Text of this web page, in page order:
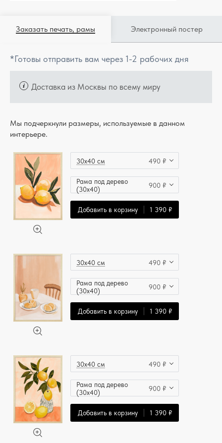
Заказать печать, рамы Электронный постер
*Готовы отправить вам через 1-2 рабочих дня
Доставка из Москвы по всему миру
Мы подчеркнули размеры, используемые в данном
интерьере.
30x40 см 490 ₽
Рама под дерево
(30x40)
900 ₽
Добавить в корзину 1 390 ₽
30x40 см 490 ₽
Рама под дерево
(30x40)
900 ₽
Добавить в корзину 1 390 ₽
30x40 см 490 ₽
Рама под дерево
(30x40)
900 ₽
Добавить в корзину 1 390 ₽